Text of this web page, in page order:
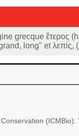
grecque ἕτερος
long" et